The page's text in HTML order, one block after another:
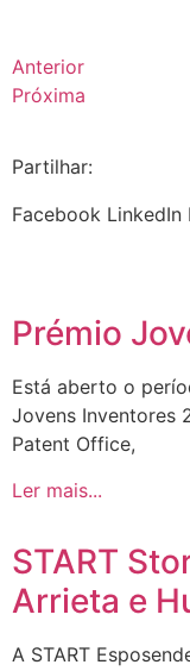
Anterior
Próxima
Partilhar:
Facebook LinkedIn
Prémio
Está aberto o
Jovens Inventores
Patent Office,
Ler mais...
START
Arrieta e
A START